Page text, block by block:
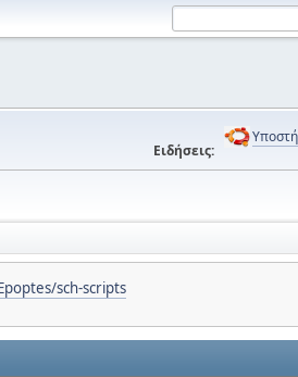
Ειδήσεις:
sch-scripts